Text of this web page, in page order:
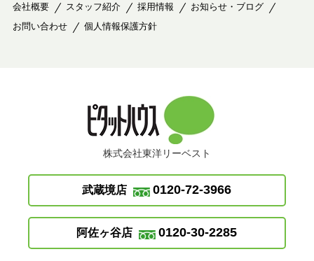
会社概要 スタッフ紹介 採用情報
お知らせ・ブログ
お問い合わせ
個人情報保護方針
株式会社東洋リーベスト
武蔵境店 0120-72-3966
阿佐ヶ谷店 0120-30-2285